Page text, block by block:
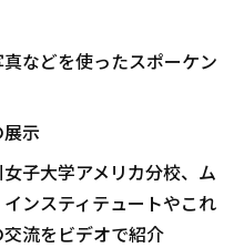
などを使ったスポーケン
示
子大学アメリカ分校、ム
ンスティテュートやこれ
流をビデオで紹介